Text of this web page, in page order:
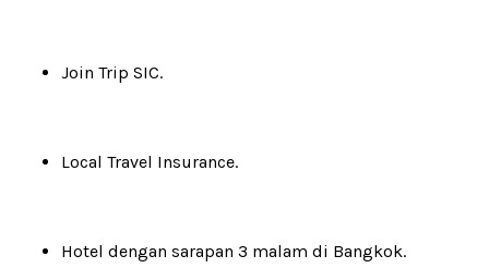
Join Trip SIC.
Local Travel Insurance.
Hotel dengan sarapan 3 malam di Bangkok.